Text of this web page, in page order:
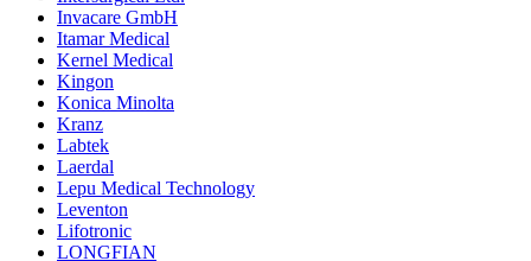
Invacare GmbH
Itamar Medical
Kernel Medical
Kingon
Konica Minolta
Kranz
Labtek
Laerdal
Lepu Medical Technology
Leventon
Lifotronic
LONGFIAN